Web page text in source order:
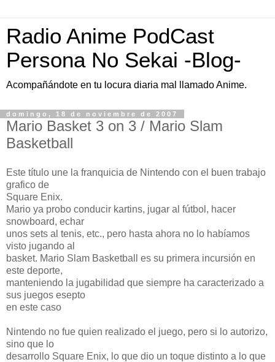
Radio Anime PodCast
Persona No Sekai -Blog-
Acompañándote en tu locura diaria mal llamado Anime.
domingo, 18 de noviembre de 2007
Mario Basket 3 on 3 / Mario Slam
Basketball
Este título une la franquicia de Nintendo con el buen trabajo
grafico de
Square Enix.
Mario ya probo conducir kartins, jugar al fútbol, hacer
snowboard, echar
unos sets al tenis, etc., pero hasta ahora no lo habíamos
visto jugando al
basket. Mario Slam Basketball es su primera incursión en
este deporte,
manteniendo la jugabilidad que siempre ha caracterizado a
sus juegos esepto
en este caso
Nintendo no fue quien realizado el juego, pero si lo autorizo,
sino que lo
desarrollo Square Enix, lo que dio un toque distinto a lo que